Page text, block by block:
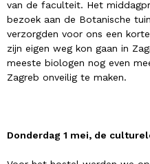
van de faculteit. Het
bezoek aan de Botanische
verzorgden voor ons een
zijn eigen weg kon gaan in
meeste biologen nog even
Zagreb onveilig te maken.
Donderdag 1 mei, de